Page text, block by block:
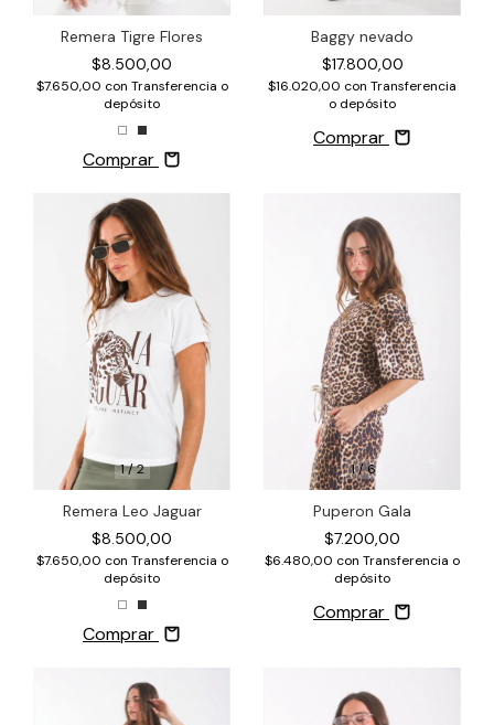
Remera Tigre Flores
$8.500,00
$7.650,00 con Transferencia o
depósito
Comprar
Baggy nevado
$17.800,00
$16.020,00 con Transferencia
o depósito
Comprar
1/2
Remera Leo Jaguar
$8.500,00
$7.650,00 con Transferencia o
depósito
Comprar
1/6
Puperon Gala
$7.200,00
$6.480,00 con Transferencia o
depósito
Comprar